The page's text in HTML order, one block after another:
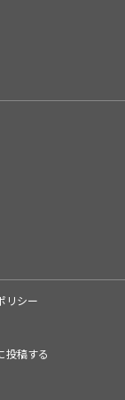
リシー
投稿する